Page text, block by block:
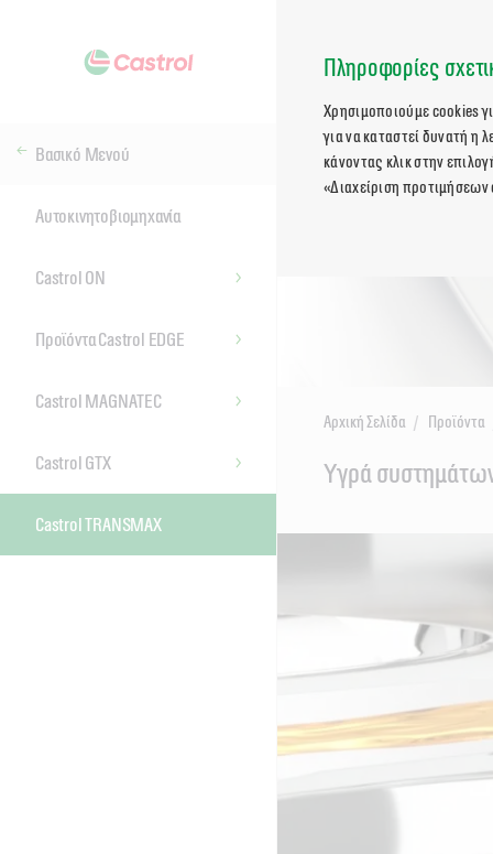
Πληροφορίες
Χρησιμοποιούμε cookies
για να καταστεί δυνατή η
κάνοντας κλικ στην
«Διαχείριση
Βασικό Μενού
Αυτοκινητοβιομηχανία
Castrol ON
Προϊόντα Castrol EDGE
Castrol MAGNATEC
Castrol GTX
Castrol TRANSMAX
Αρχική Σελίδα Προϊόντα
Υγρά